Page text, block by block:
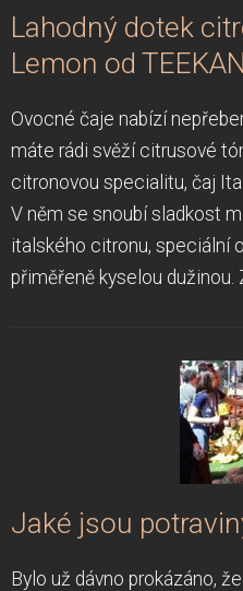
Lahodný dotek
Lemon od
Ovocné čaje nabízí
máte rádi svěží citrusové
citronovou specialitu, čaj
V něm se snoubí sladkost
italského citronu, speciální
přiměřeně kyselou dužinou.
Jaké jsou
Bylo už dávno prokázáno,